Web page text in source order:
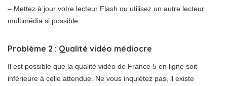
– Mettez à jour votre lecteur Flash ou utilisez un autre lecteur
multimédia si possible.
Problème 2 : Qualité vidéo médiocre
Il est possible que la qualité vidéo de France 5 en ligne soit
inférieure à celle attendue. Ne vous inquiétez pas, il existe